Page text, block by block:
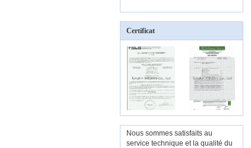
Certificat
Nous sommes satisfaits au
service technique et la qualité du